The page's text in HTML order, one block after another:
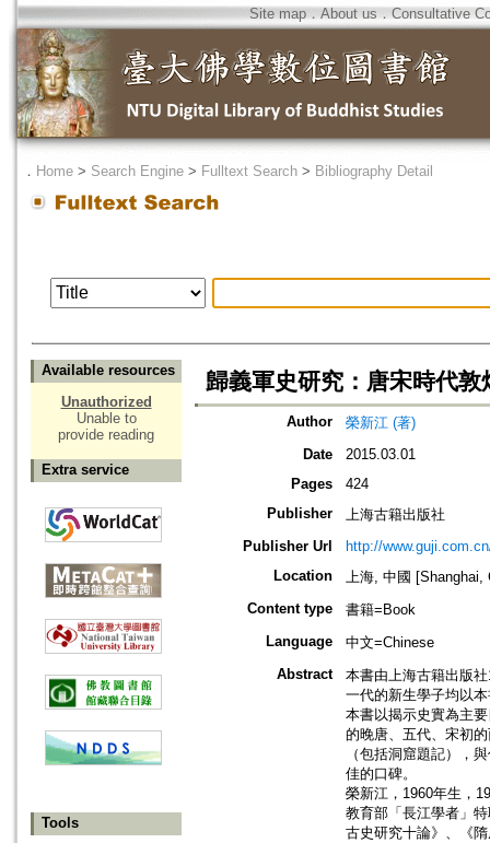
Site map．About us ． Consultative
． Home > Search Engine > Fulltext Search > Bibliography Detail
Available resources
Unauthorized
Unable to
provide reading
Extra service
Tools
歸義軍史研究：唐宋時代敦
Author
榮新江 (著)
Date
2015.03.01
Pages
424
Publisher
上海古籍出版社
Publisher Url
http://
Location
上海, 中國 [Shanghai,
Content type
書籍=Book
Language
中文=Chinese
Abstract
本書由上海古籍出版
一代的新生學子均以
本書以揭示史實為主
的晚唐、五代、宋初
（包括洞窟題記），
佳的口碑。
榮新江，1960年生，
教育部「長江學者」
古史研究十論》、《